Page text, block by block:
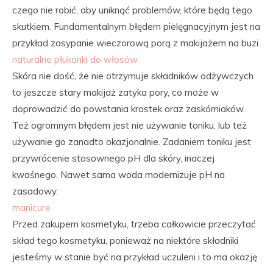
czego nie robić, aby uniknąć problemów, które będą tego
skutkiem. Fundamentalnym błędem pielęgnacyjnym jest na
przykład zasypanie wieczorową porą z makijażem na buzi.
naturalne płukanki do włosów
Skóra nie dość, że nie otrzymuje składników odżywczych
to jeszcze stary makijaż zatyka pory, co może w
doprowadzić do powstania krostek oraz zaskórniaków.
Też ogromnym błędem jest nie używanie toniku, lub też
używanie go zanadto okazjonalnie. Zadaniem toniku jest
przywrócenie stosownego pH dla skóry, inaczej
kwaśnego. Nawet sama woda modernizuje pH na
zasadowy.
manicure
Przed zakupem kosmetyku, trzeba całkowicie przeczytać
skład tego kosmetyku, ponieważ na niektóre składniki
jesteśmy w stanie być na przykład uczuleni i to ma okazję